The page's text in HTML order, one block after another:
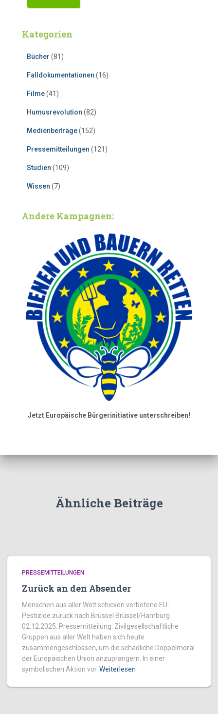
Kategorien
Bücher (81)
Falldokumentationen (16)
Filme(41)
Humusrevolution (82)
Medienbeiträge(152)
Pressemitteilungen (121)
Studien (109)
Wissen (7)
Andere Kampagnen:
Jetzt Europäische Bürgerinitiative unterschreiben!
Ähnliche Beiträge
PRESSEMITTEILUNGEN
Zurück an den Absender
Menschen aus aller Welt schicken verbotene EU-
Pestizide zurück nach Brüssel Brüssel/Hamburg
02.12.2025. Pressemitteilung. Zivilgesellschaftliche
Gruppen aus aller Welt haben sich heute
zusammengeschlossen, um die schädliche Doppelmoral
der Europäischen Union anzuprangern. In einer
symbolischen Aktion vor Weiterlesen